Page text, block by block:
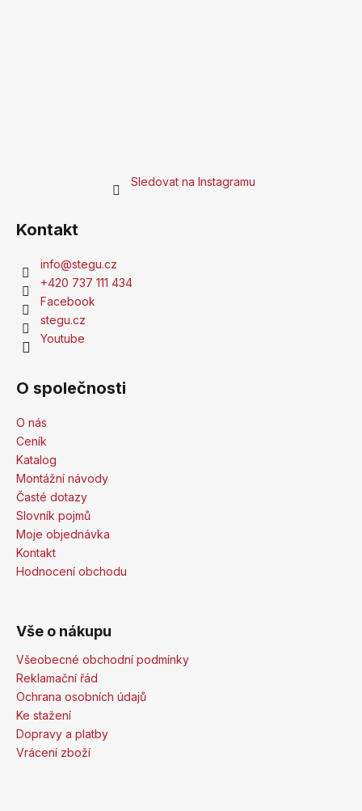
Sledovat na Instagramu
Kontakt
info@stegu.cz
+420 737 111 434
Facebook
stegu.cz
Youtube
O společnosti
O nás
Ceník
Katalog
Montážní návody
Časté dotazy
Slovník pojmů
Moje objednávka
Kontakt
Hodnocení obchodu
Vše o nákupu
Všeobecné obchodní podmínky
Reklamační řád
Ochrana osobních údajů
Ke stažení
Dopravy a platby
Vrácení zboží